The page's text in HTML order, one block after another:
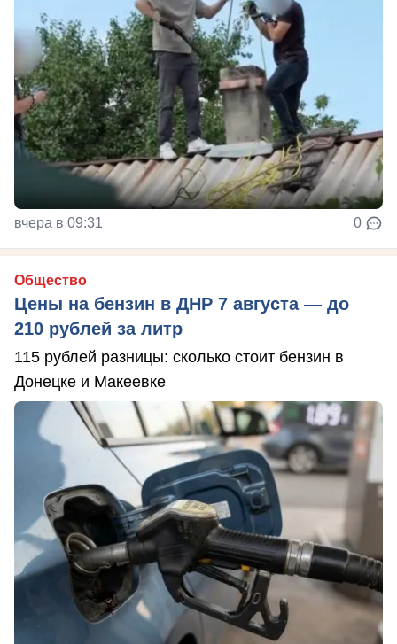
вчера в 09:31 0
Общество
Цены на бензин в ДНР 7 августа — до
210 рублей за литр
115 рублей разницы: сколько стоит бензин в
Донецке и Макеевке